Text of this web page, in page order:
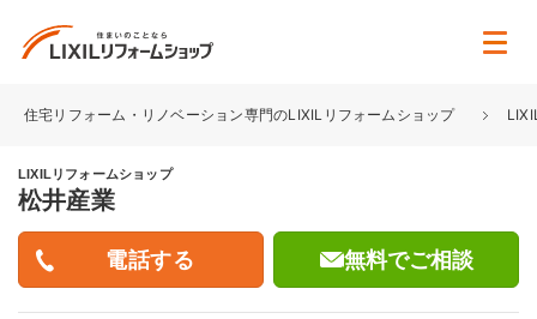
住宅リフォーム・リノベーション専門のLIXILリフォームショップ
LIXILリフォームショップ
松井産業
無料でご相談